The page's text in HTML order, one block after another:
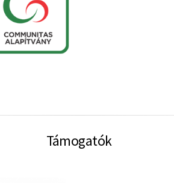
Támogatók